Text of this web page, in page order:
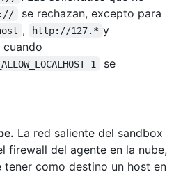
se rechazan, excepto para
, http://127.* y
cuando
se
La red saliente del sandbox
firewall del agente en la nube,
tener como destino un host en